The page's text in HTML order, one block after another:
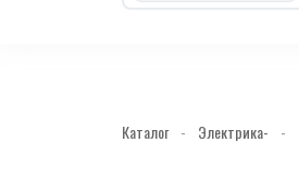
Каталог - Электрика- -